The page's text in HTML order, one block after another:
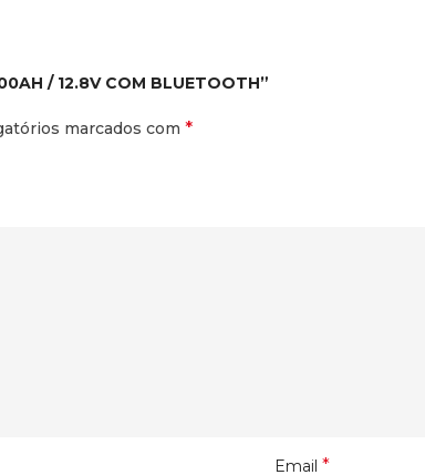
/ 12.8V COM BLUETOOTH”
marcados com *
Email *